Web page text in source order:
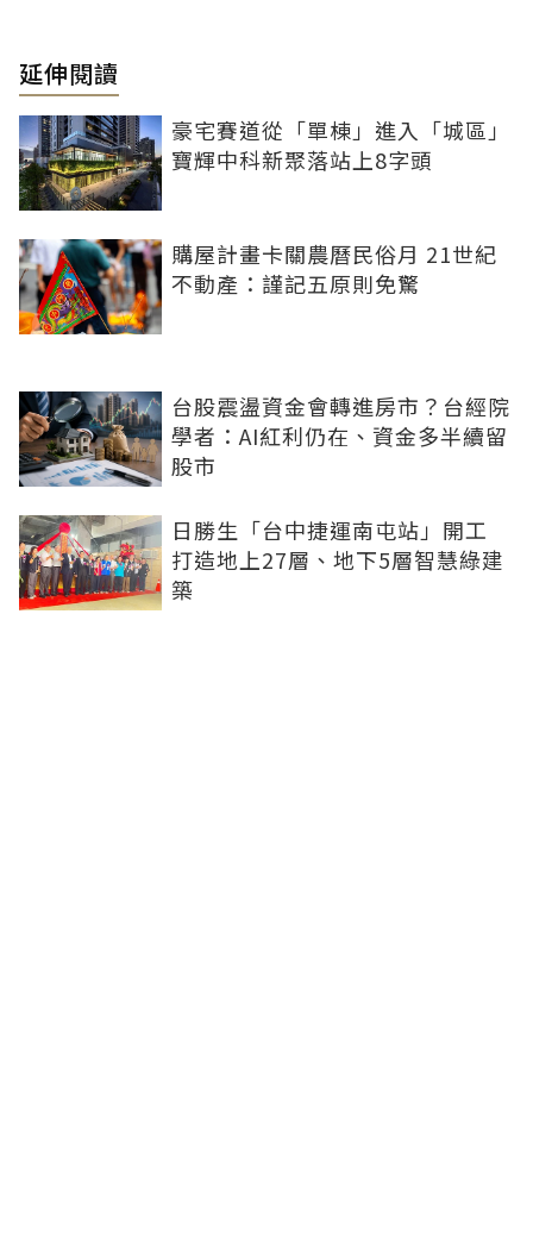
延伸閱讀
豪宅賽道從「單棟」進入「城區」
寶輝中科新聚落站上8字頭
購屋計畫卡關農曆民俗月 21世紀
不動產：謹記五原則免驚
台股震盪資金會轉進房市？台經院
學者：AI紅利仍在、資金多半續留
股市
日勝生「台中捷運南屯站」開工
打造地上27層、地下5層智慧綠建
築